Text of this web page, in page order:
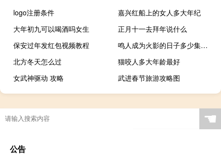
logo注册条件
嘉兴红船上的女人多大年纪
大年初九可以喝酒吗女生
正月十一去拜年说什么
保安过年发红包视频教程
鸣人成为火影的日子多少集（鸣人成为火影的日子）
北方冬天怎么过
猫咬人多大年龄最好
女武神驱动 攻略
武进春节旅游攻略图
☚
公告